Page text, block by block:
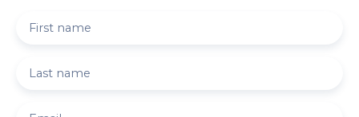
First name
Last name